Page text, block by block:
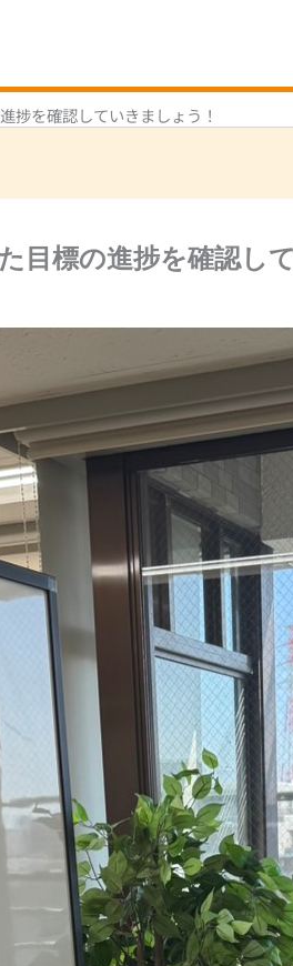
捗を確認していきましょう！
目標の進捗を確認し